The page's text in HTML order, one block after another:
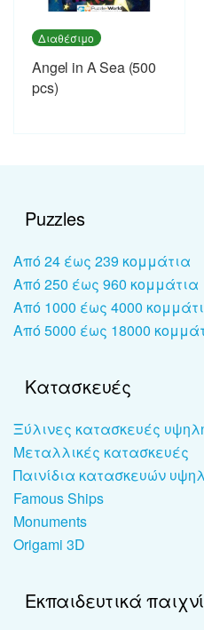
Διαθέσιμο
Angel in A Sea (500
pcs)
Puzzles
Από 24 έως 239 κομμάτια
Από 250 έως 960 κομμάτια
Από 1000 έως 4000
Από 5000 έως 18000
Κατασκευές
Ξύλινες κατασκευές
Μεταλλικές κατασκευές
Παινίδια κατασκευών
Famous Ships
Monuments
Origami 3D
Εκπαιδευτικά